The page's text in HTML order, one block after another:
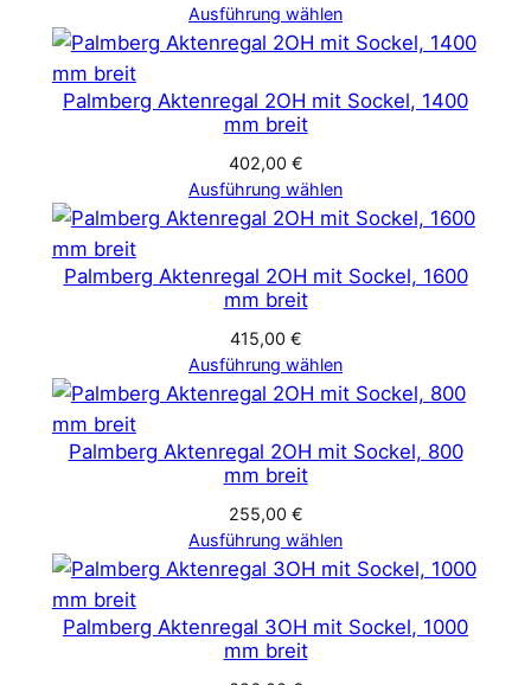
Ausführung wählen
Palmberg Aktenregal 2OH mit Sockel, 1400
mm breit
402,00 €
Ausführung wählen
Palmberg Aktenregal 2OH mit Sockel, 1600
mm breit
415,00 €
Ausführung wählen
Palmberg Aktenregal 2OH mit Sockel, 800
mm breit
255,00 €
Ausführung wählen
Palmberg Aktenregal 3OH mit Sockel, 1000
mm breit